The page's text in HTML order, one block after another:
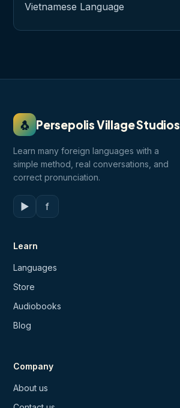
Vietnamese Language
🐧 Persepolis Village Studios
Learn many foreign languages with a
simple method, real conversations, and
correct pronunciation.
▶ f
Learn
Languages
Store
Audiobooks
Blog
Company
About us